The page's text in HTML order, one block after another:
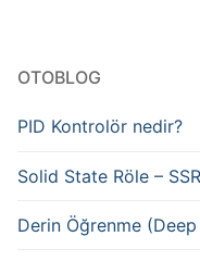
OTOBLOG
PID Kontrolör nedir?
Solid State Röle – SSR
Derin Öğrenme